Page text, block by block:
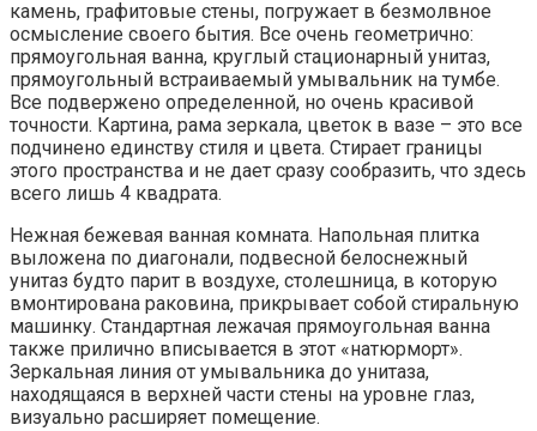
камень, графитовые стены, погружает в безмолвное
осмысление своего бытия. Все очень геометрично:
прямоугольная ванна, круглый стационарный унитаз,
прямоугольный встраиваемый умывальник на тумбе.
Все подвержено определенной, но очень красивой
точности. Картина, рама зеркала, цветок в вазе – это все
подчинено единству стиля и цвета. Стирает границы
этого пространства и не дает сразу сообразить, что здесь
всего лишь 4 квадрата.
Нежная бежевая ванная комната. Напольная плитка
выложена по диагонали, подвесной белоснежный
унитаз будто парит в воздухе, столешница, в которую
вмонтирована раковина, прикрывает собой стиральную
машинку. Стандартная лежачая прямоугольная ванна
также прилично вписывается в этот «натюрморт».
Зеркальная линия от умывальника до унитаза,
находящаяся в верхней части стены на уровне глаз,
визуально расширяет помещение.